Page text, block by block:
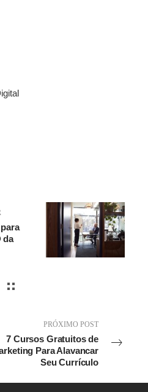
da
PRÓXIMO POST
7 Cursos Gratuitos de
Para Alavancar
Seu Currículo